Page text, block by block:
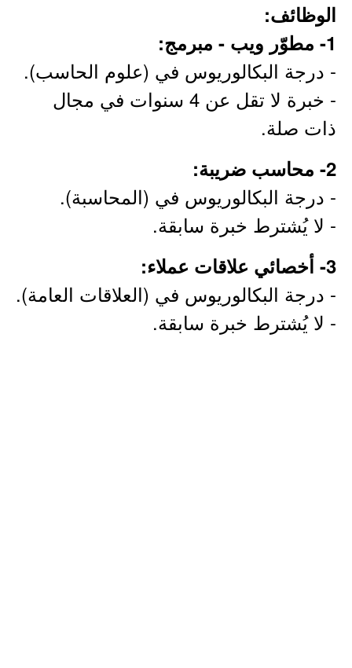
الوظائف:
1- مطوّر ويب - مبرمج:
- درجة البكالوريوس في (علوم الحاسب).
- خبرة لا تقل عن 4 سنوات في مجال
ذات صلة.
2- محاسب ضريبة:
- درجة البكالوريوس في (المحاسبة).
- لا يُشترط خبرة سابقة.
3- أخصائي علاقات عملاء:
- درجة البكالوريوس في (العلاقات العامة).
- لا يُشترط خبرة سابقة.